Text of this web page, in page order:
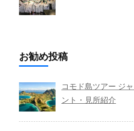
お勧め投稿
コモド島ツアー ジ
ント・見所紹介